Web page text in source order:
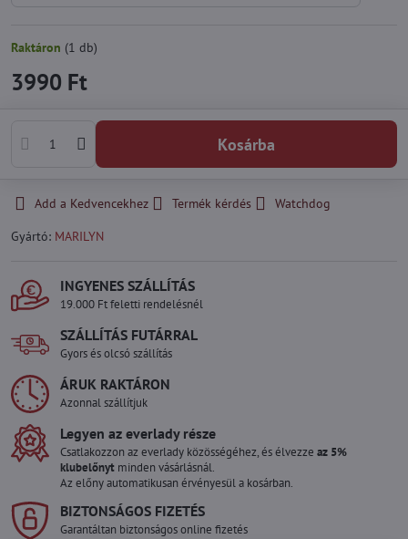
Raktáron (1 db)
3990 Ft
Kosárba
Add a Kedvencekhez Termék kérdés
Watchdog
Gyártó: MARILYN
INGYENES SZÁLLÍTÁS
19.000 Ft feletti rendelésnél
SZÁLLÍTÁS FUTÁRRAL
Gyors és olcsó szállítás
ÁRUK RAKTÁRON
Azonnal szállítjuk
Legyen az everlady része
Csatlakozzon az everlady közösségéhez, és élvezze az 5%
klubelőnyt minden vásárlásnál.
Az előny automatikusan érvényesül a kosárban.
BIZTONSÁGOS FIZETÉS
Garantáltan biztonságos online fizetés